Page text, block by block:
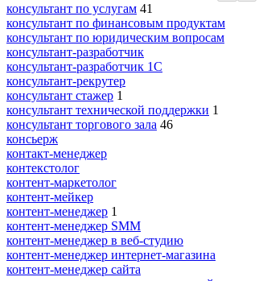
консультант по услугам 41
консультант по финансовым продуктам
консультант по юридическим вопросам
консультант-разработчик
консультант-разработчик 1С
консультант-рекрутер
консультант стажер 1
консультант технической поддержки 1
консультант торгового зала 46
консьерж
контакт-менеджер
контекстолог
контент-маркетолог
контент-мейкер
контент-менеджер 1
контент-менеджер SMM
контент-менеджер в веб-студию
контент-менеджер интернет-магазина
контент-менеджер сайта